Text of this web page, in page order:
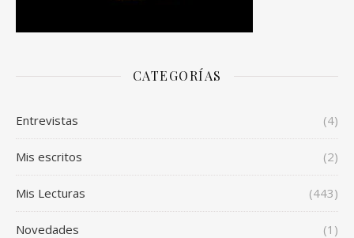
CATEGORÍAS
Entrevistas (4)
Mis escritos (2)
Mis Lecturas (443)
Novedades (1)